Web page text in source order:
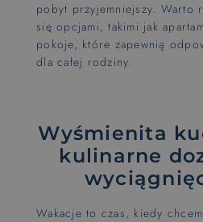
pobyt przyjemniejszy. Warto
się opcjami, takimi jak
pokoje, które zapewnią
dla całej rodziny.
Wyśmienita
kulinarne
Wakacje to czas, kiedy